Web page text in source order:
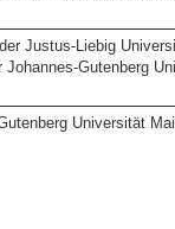
Justus-Liebig
Gutenberg
Universität